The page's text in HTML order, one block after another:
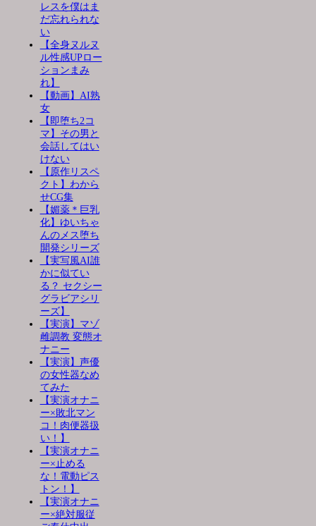
レスを僕はま
だ忘れられな
い
【全身ヌルヌ
ル性感UPロー
ションまみ
れ】
【動画】AI熟
女
【即堕ち2コ
マ】その男と
会話してはい
けない
【原作リスペ
クト】わから
せCG集
【媚薬＊巨乳
化】ゆいちゃ
んのメス堕ち
開発シリーズ
【実写風AI誰
かに似てい
る？ セクシー
グラビアシリ
ーズ】
【実演】マゾ
雌調教 変態オ
ナニー
【実演】声優
の女性器なめ
てみた
【実演オナニ
ー×敗北マン
コ！肉便器扱
い！】
【実演オナニ
ー×止める
な！電動ピス
トン！】
【実演オナニ
ー×絶対服従